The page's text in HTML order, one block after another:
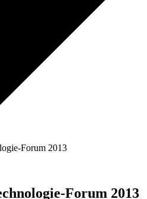
Forum 2013
Forum 2013